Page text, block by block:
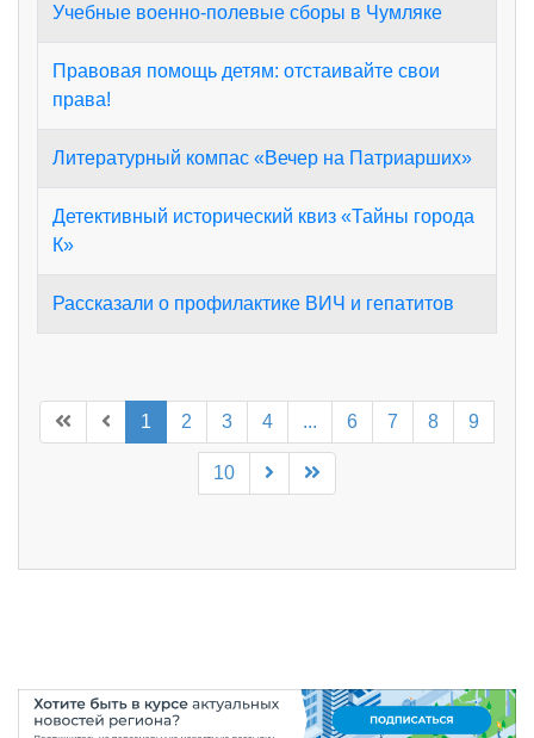
Учебные военно-полевые сборы в Чумляке
Правовая помощь детям: отстаивайте свои
права!
Литературный компас «Вечер на Патриарших»
Детективный исторический квиз «Тайны города
К»
Рассказали о профилактике ВИЧ и гепатитов
1 2 3 4 ... 6 7 8 9
10